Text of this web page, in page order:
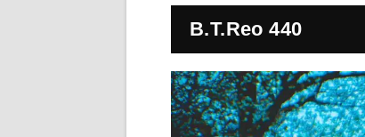
B.T.Reo 440